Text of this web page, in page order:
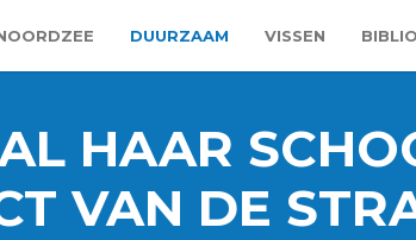
DUURZAAM VISSEN
HAAR
VAN DE